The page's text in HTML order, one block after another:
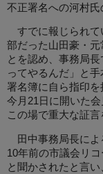
不正署名への河村氏
すでに報じられて
部だった山田豪・
とを認め、事務局
ってやるんだ」と
署名簿に自ら指印
今月21日に開いた
この場で重大な証言
田中事務局長によ
10年前の市議会リ
と聞かされたと言